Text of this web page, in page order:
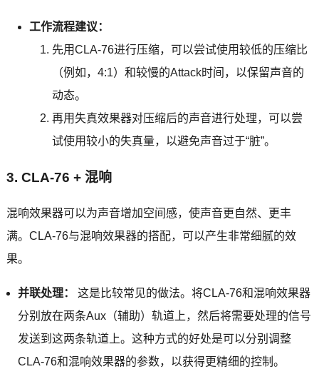
工作流程建议：
先用CLA-76进行压缩，可以尝试使用较低的压缩比
（例如，4:1）和较慢的Attack时间，以保留声音的
动态。
再用失真效果器对压缩后的声音进行处理，可以尝
试使用较小的失真量，以避免声音过于“脏”。
3. CLA-76 + 混响
混响效果器可以为声音增加空间感，使声音更自然、更丰
满。CLA-76与混响效果器的搭配，可以产生非常细腻的效
果。
并联处理：
这是比较常见的做法。将CLA-76和混响效果器
分别放在两条Aux（辅助）轨道上，然后将需要处理的信号
发送到这两条轨道上。这种方式的好处是可以分别调整
CLA-76和混响效果器的参数，以获得更精细的控制。